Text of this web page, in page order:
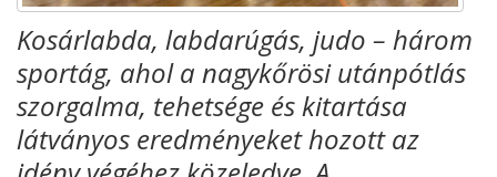
Kosárlabda, labdarúgás, judo – három
sportág, ahol a nagykőrösi utánpótlás
szorgalma, tehetsége és kitartása
látványos eredményeket hozott az